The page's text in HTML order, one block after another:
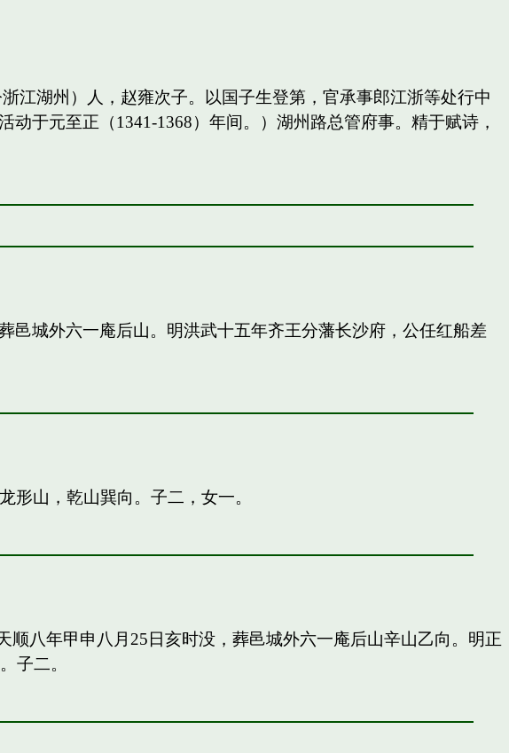
江湖州）人，赵雍次子。以国子生登第，官承事郎江浙等处行中
于元至正（1341-1368）年间。）湖州路总管府事。精于赋诗，
邑城外六一庵后山。明洪武十五年齐王分藩长沙府，公任红船差
形山，乾山巽向。子二，女一。
八年甲申八月25日亥时没，葬邑城外六一庵后山辛山乙向。明正
子二。